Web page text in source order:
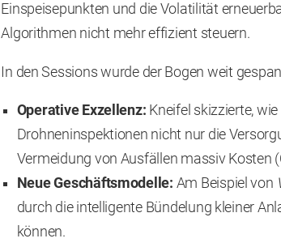
Einspeisepunkten und die Volatilität
Algorithmen nicht mehr effizient steuern.
In den Sessions wurde der Bogen weit
Operative Exzellenz: Kneifel skizzierte, wie
Drohneninspektionen nicht nur die
Vermeidung von Ausfällen massiv Kosten
Neue Geschäftsmodelle: Am Beispiel von
durch die intelligente Bündelung kleiner
können.